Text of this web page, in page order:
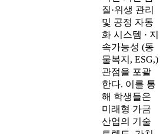
질·위생 관리
및 공정 자동
화 시스템 · 지
속가능성 (동
물복지, ESG,)
관점을 포괄
한다. 이를 통
해 학생들은
미래형 가금
산업의 기술